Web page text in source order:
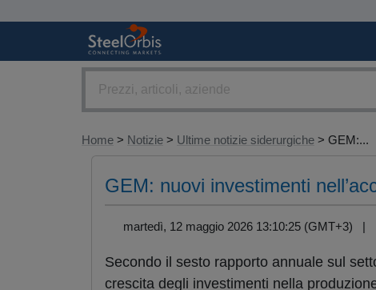
Home > Notizie > Ultime notizie siderurgiche > GEM:...
GEM: nuovi investimenti
martedì, 12 maggio 2026 13:10:25 (GMT+3) |
Secondo il sesto rapporto annuale sul
crescita degli investimenti nella